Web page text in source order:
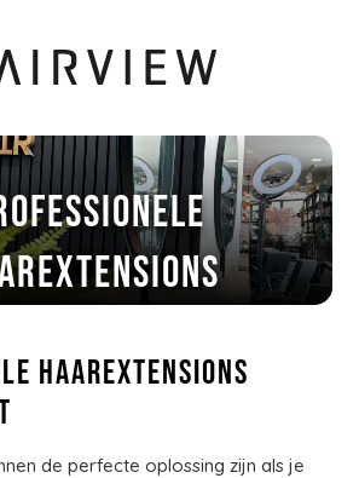
haarextensions Papendrecht
haarextensions
de perfecte oplossing zijn als je